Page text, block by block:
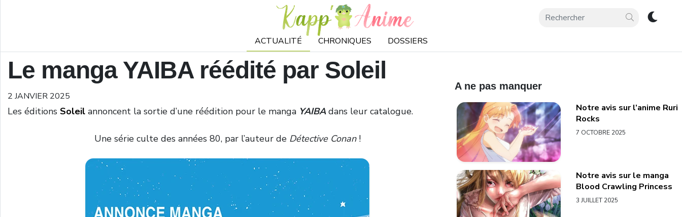
ACTUALITÉ CHRONIQUES DOSSIERS
Le manga YAIBA réédité par Soleil
2 JANVIER 2025
Les éditions Soleil annoncent la sortie d’une réédition pour le manga YAIBAdans leur catalogue.
Une série culte des années 80, par l’auteur de Détective Conan!
A ne pas manquer
Notre avis sur l’anime Ruri
Rocks
7 OCTOBRE 2025
Notre avis sur le manga
Blood Crawling Princess
3 JUILLET 2025